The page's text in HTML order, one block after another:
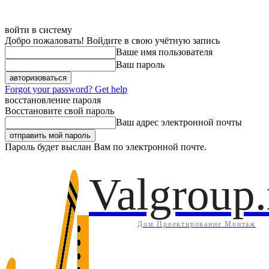
войти в систему
Добро пожаловать! Войдите в свою учётную запись
Ваше имя пользователя
Ваш пароль
Forgot your password? Get help
восстановление пароля
Восстановите свой пароль
Ваш адрес электронной почты
Пароль будет выслан Вам по электронной почте.
Дом Проектирование Монтаж